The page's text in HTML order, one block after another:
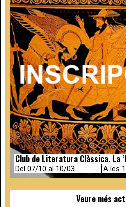
Club de Literatura Clàssica. La
Del 07/10 al 10/03 A les
Veure més